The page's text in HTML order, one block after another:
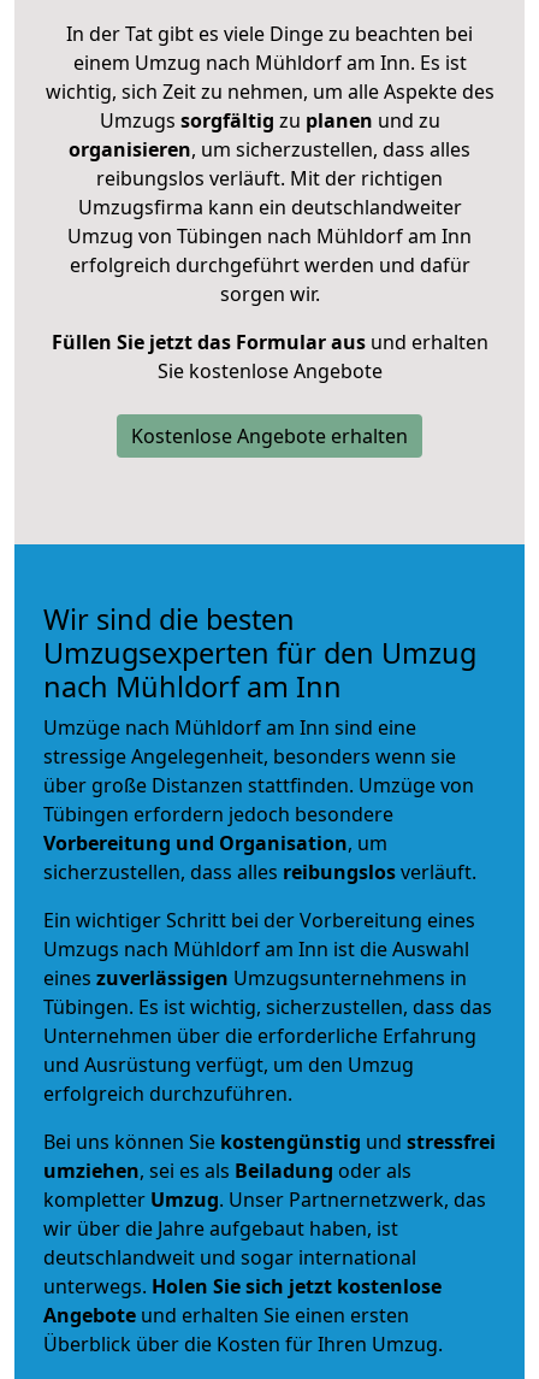
In der Tat gibt es viele Dinge zu beachten bei
einem Umzug nach Mühldorf am Inn. Es ist
wichtig, sich Zeit zu nehmen, um alle Aspekte des
Umzugs sorgfältig zu planen und zu
organisieren, um sicherzustellen, dass alles
reibungslos verläuft. Mit der richtigen
Umzugsfirma kann ein deutschlandweiter
Umzug von Tübingen nach Mühldorf am Inn
erfolgreich durchgeführt werden und dafür
sorgen wir.
Füllen Sie jetzt das Formular ausund erhalten
Sie kostenlose Angebote
Kostenlose Angebote erhalten
Wir sind die besten
Umzugsexperten für den Umzug
nach Mühldorf am Inn
Umzüge nach Mühldorf am Inn sind eine
stressige Angelegenheit, besonders wenn sie
über große Distanzen stattfinden. Umzüge von
Tübingen erfordern jedoch besondere
Vorbereitung und Organisation, um
sicherzustellen, dass alles reibungslosverläuft.
Ein wichtiger Schritt bei der Vorbereitung eines
Umzugs nach Mühldorf am Inn ist die Auswahl
eines zuverlässigen Umzugsunternehmens in
Tübingen. Es ist wichtig, sicherzustellen, dass das
Unternehmen über die erforderliche Erfahrung
und Ausrüstung verfügt, um den Umzug
erfolgreich durchzuführen.
Bei uns können Sie kostengünstig und stressfrei
umziehen, sei es als Beiladung oder als
kompletter Umzug. Unser Partnernetzwerk, das
wir über die Jahre aufgebaut haben, ist
deutschlandweit und sogar international
unterwegs. Holen Sie sich jetzt kostenlose
Angebote und erhalten Sie einen ersten
Überblick über die Kosten für Ihren Umzug.